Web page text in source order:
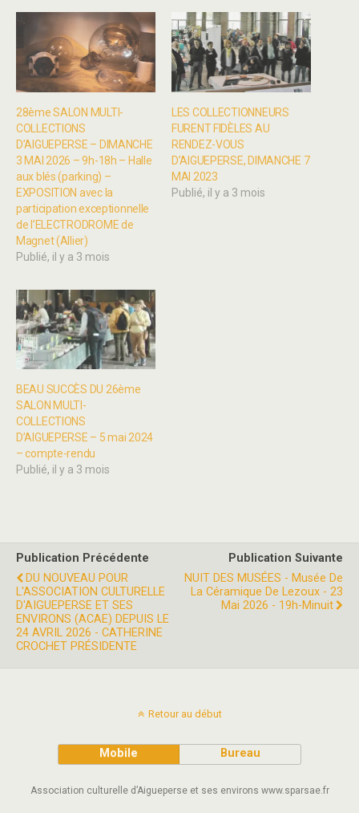
28ème SALON MULTI-
COLLECTIONS
D’AIGUEPERSE – DIMANCHE
3 MAI 2026 – 9h-18h – Halle
aux blés (parking) –
EXPOSITION avec la
participation exceptionnelle
de l’ELECTRODROME de
Magnet (Allier)
Publié, il y a 3 mois
LES COLLECTIONNEURS
FURENT FIDÈLES AU
RENDEZ-VOUS
D’AIGUEPERSE, DIMANCHE 7
MAI 2023
Publié, il y a 3 mois
BEAU SUCCÈS DU 26ème
SALON MULTI-
COLLECTIONS
D’AIGUEPERSE – 5 mai 2024
– compte-rendu
Publié, il y a 3 mois
Publication Précédente
DU NOUVEAU POUR
L'ASSOCIATION CULTURELLE
D'AIGUEPERSE ET SES
ENVIRONS (ACAE) DEPUIS LE
24 AVRIL 2026 - CATHERINE
CROCHET PRÉSIDENTE
Publication Suivante
NUIT DES MUSÉES - Musée De
La Céramique De Lezoux - 23
Mai 2026 - 19h-Minuit
Retour au début
Mobile Bureau
Association culturelle d’Aigueperse et ses environs www.sparsae.fr